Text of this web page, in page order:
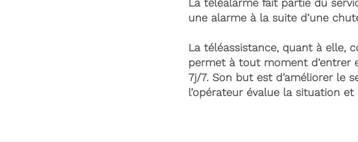
La téléalarme fait partie du
une alarme à la suite d’une
La téléassistance, quant à elle,
permet à tout moment d’entrer
7j/7. Son but est d’améliorer le
l’opérateur évalue la situation